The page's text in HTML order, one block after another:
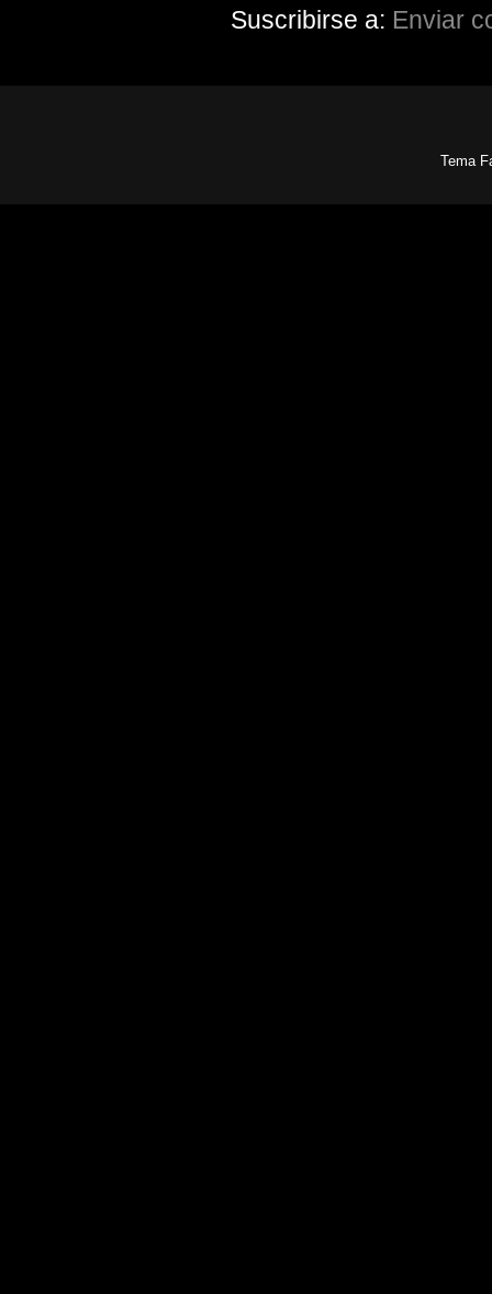
Suscribirse a: Enviar
Tema